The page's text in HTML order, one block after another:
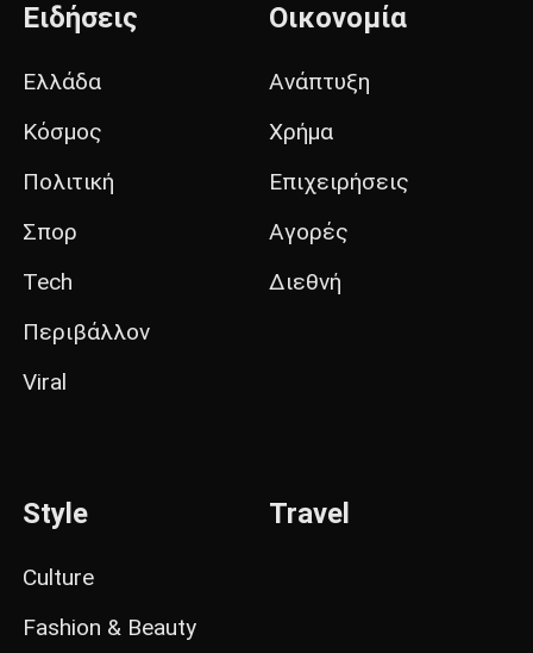
Ειδήσεις
Ελλάδα
Κόσμος
Πολιτική
Σπορ
Tech
Περιβάλλον
Viral
Οικονομία
Ανάπτυξη
Χρήμα
Επιχειρήσεις
Αγορές
Διεθνή
Style
Culture
Fashion & Beauty
Travel